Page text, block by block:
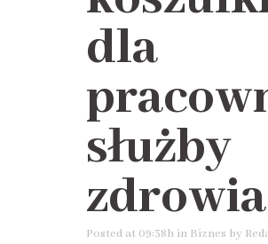
dla
służby
zdrowia
Posted at 09:38h in Biznes by